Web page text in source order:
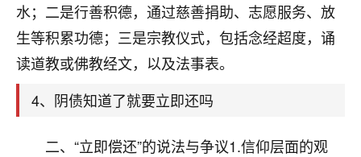
水；二是行善积德，通过慈善捐助、志愿服务、放
生等积累功德；三是宗教仪式，包括念经超度，诵
读道教或佛教经文，以及法事表。
4、阴债知道了就要立即还吗
二、“立即偿还”的说法与争议1.信仰层面的观
鹿森：你可以找老师看看，人有时不服命不行
啊！
太阳当空赵：我也做餐饮的，生意不算大，但
是我从找店开始都是找慧来老师跟进的，选
址、风水、还有开业日子，哪哪都看了，虽然
大环境不好，但是我家生意还可以，前几天又